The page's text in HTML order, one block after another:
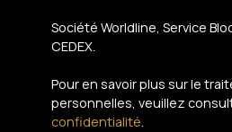
Société Worldline, Service
CEDEX.
Pour en savoir plus sur le
personnelles, veuillez
confidentialité.